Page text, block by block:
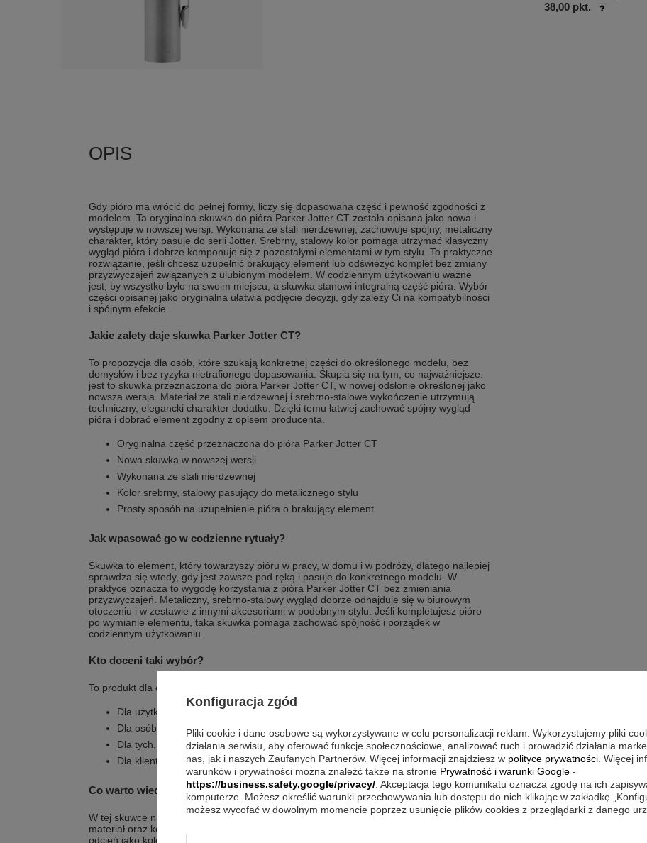
38,00 pkt.
Gdy pióro ma wrócić do pełnej formy, liczy się dopasowana część i pewność zgodności z
modelem. Ta oryginalna skuwka do pióra Parker Jotter CT została opisana jako nowa i
występuje w nowszej wersji. Wykonana ze stali nierdzewnej, zachowuje spójny, metaliczny
charakter, który pasuje do serii Jotter. Srebrny, stalowy kolor pomaga utrzymać klasyczny
wygląd pióra i dobrze komponuje się z pozostałymi elementami w tym stylu. To praktyczne
rozwiązanie, jeśli chcesz uzupełnić brakujący element lub odświeżyć komplet bez zmiany
przyzwyczajeń związanych z ulubionym modelem. W codziennym użytkowaniu ważne
jest, by wszystko było na swoim miejscu, a skuwka stanowi integralną część pióra. Wybór
części opisanej jako oryginalna ułatwia podjęcie decyzji, gdy zależy Ci na kompatybilności
i spójnym efekcie.
Jakie zalety daje skuwka Parker Jotter CT?
To propozycja dla osób, które szukają konkretnej części do określonego modelu, bez
domysłów i bez ryzyka nietrafionego dopasowania. Skupia się na tym, co najważniejsze:
jest to skuwka przeznaczona do pióra Parker Jotter CT, w nowej odsłonie określonej jako
nowsza wersja. Materiał ze stali nierdzewnej i srebrno-stalowe wykończenie utrzymują
techniczny, elegancki charakter dodatku. Dzięki temu łatwiej zachować spójny wygląd
pióra i dobrać element zgodny z opisem producenta.
Oryginalna część przeznaczona do pióra Parker Jotter CT
Nowa skuwka w nowszej wersji
Wykonana ze stali nierdzewnej
Kolor srebrny, stalowy pasujący do metalicznego stylu
Prosty sposób na uzupełnienie pióra o brakujący element
Jak wpasować go w codzienne rytuały?
Skuwka to element, który towarzyszy pióru w pracy, w domu i w podróży, dlatego najlepiej
sprawdza się wtedy, gdy jest zawsze pod ręką i pasuje do konkretnego modelu. W
praktyce oznacza to wygodę korzystania z pióra Parker Jotter CT bez zmieniania
przyzwyczajeń. Metaliczny, srebrno-stalowy wygląd dobrze odnajduje się w biurowym
otoczeniu i w zestawie z innymi akcesoriami w podobnym stylu. Jeśli kompletujesz pióro
po wymianie elementu, taka skuwka pomaga zachować spójność i porządek w
codziennym użytkowaniu.
Kto doceni taki wybór?
To produkt dla osób, które szukają konkretnej, zgodnej części do swojego pióra.
Dla użytkowników pióra Parker Jotter CT, którzy potrzebują skuwki
Dla osób, które chcą postawić na oryginalną część opisaną jako nowa
Dla tych, którzy preferują stal nierdzewną w elementach piśmienniczych
Dla klientów, którym zależy na srebrnym, stalowym kolorze wykończenia
Co warto wiedzieć o detalach wykonania?
W tej skuwce najważniejsze są trzy elementy: przeznaczenie do konkretnego modelu,
materiał oraz kolor. Opis wskazuje stal nierdzewną jako tworzywo, a srebrny, stalowy
odcień jako kolor wykończenia. Zaznaczono również, że jest to nowsza wersja skuwki do
Konfiguracja zgód
Pliki cookie i dane osobowe są wykorzystywane w celu personalizacji reklam. Wykorzystujemy pliki
działania serwisu, aby oferować funkcje społecznościowe, analizować ruch i prowadzić działania
nas, jak i naszych Zaufanych Partnerów. Więcej informacji znajdziesz w polityce prywatności . Więcej
warunków i prywatności można znaleźć także na stronie Prywatność i warunki Google -
https://business.safety.google/privacy/ . Akceptacja tego komunikatu oznacza zgodę na ich
komputerze. Możesz określić warunki przechowywania lub dostępu do nich klikając w zakładkę
możesz wycofać w dowolnym momencie poprzez usunięcie plików cookies z przeglądarki z danego